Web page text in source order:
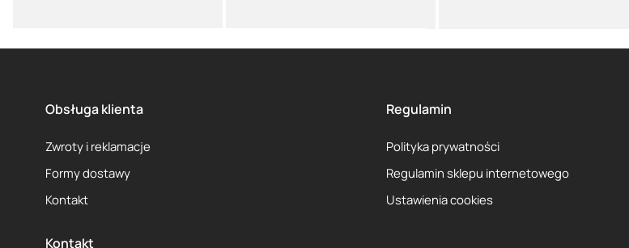
Obsługa klienta
Zwroty i reklamacje
Formy dostawy
Kontakt
Regulamin
Polityka prywatności
Regulamin sklepu internetowego
Ustawienia cookies
Kontakt